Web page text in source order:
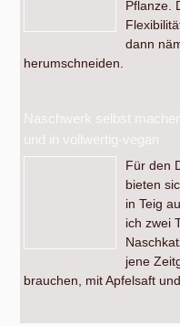
Pflanze.
dann
herumschneiden.
Naschwerk selbst
und in vollwertig-vegan
Für den
bieten
in Teig
ich zwei
jene
brauchen, mit Apfelsaft